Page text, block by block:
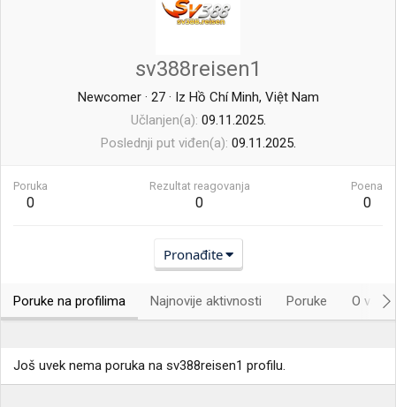
sv388reisen1
Newcomer · 27 · Iz Hồ Chí Minh, Việt Nam
Učlanjen(a) 09.11.2025.
Poslednji put viđen(a) 09.11.2025.
Poruka
0
Rezultat reagovanja
0
Poena
0
Pronađite
Poruke na profilima Najnovije aktivnosti Poruke O
Još uvek nema poruka na sv388reisen1 profilu.